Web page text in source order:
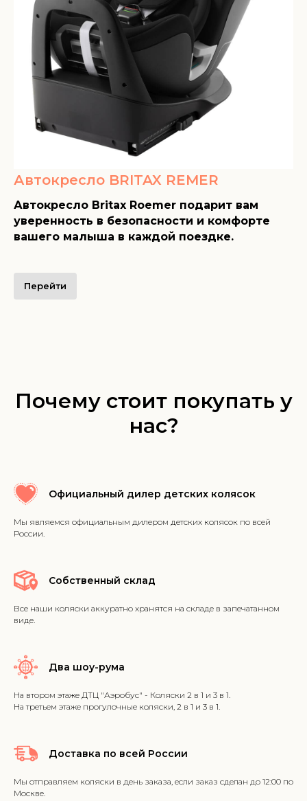
Автокресло BRITAX REMER
Автокресло Britax Roemer подарит вам
уверенность в безопасности и комфорте
вашего малыша в каждой поездке.
Перейти
Почему стоит покупать у
нас?
Официальный дилер детских колясок
Мы являемся официальным дилером детских колясок по всей
России.
Собственный склад
Все наши коляски аккуратно хранятся на складе в запечатанном
виде.
Два шоу-рума
На втором этаже ДТЦ "Аэробус" - Коляски 2 в 1 и 3 в 1.
На третьем этаже прогулочные коляски, 2 в 1 и 3 в 1.
Доставка по всей России
Мы отправляем коляски в день заказа, если заказ сделан до 12:00 по
Москве.